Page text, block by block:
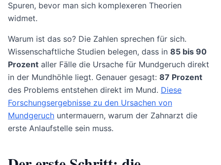
Spuren, bevor man sich komplexeren Theorien
widmet.
Warum ist das so? Die Zahlen sprechen für sich.
Wissenschaftliche Studien belegen, dass in 85 bis 90
Prozent aller Fälle die Ursache für Mundgeruch direkt
in der Mundhöhle liegt. Genauer gesagt: 87 Prozent
des Problems entstehen direkt im Mund. Diese
Forschungsergebnisse zu den Ursachen von
Mundgeruch untermauern, warum der Zahnarzt die
erste Anlaufstelle sein muss.